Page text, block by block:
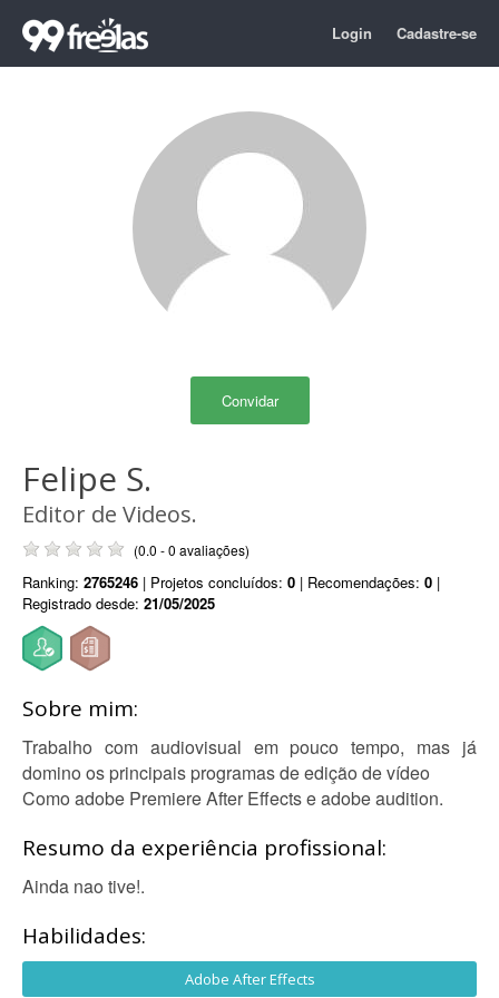
Login Cadastre-se
Convidar
Felipe S.
Editor de Videos.
(0.0 - 0 avaliações)
Ranking: 2765246 | Projetos concluídos: 0 | Recomendações: 0 |
Registrado desde: 21/05/2025
Sobre mim:
Trabalho com audiovisual em pouco tempo, mas já
domino os principais programas de edição de vídeo
Como adobe Premiere After Effects e adobe audition.
Resumo da experiência profissional:
Ainda nao tive!.
Habilidades:
Adobe After Effects